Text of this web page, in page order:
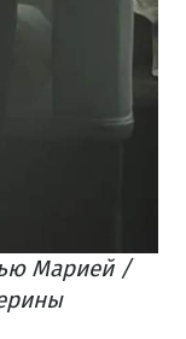
Марией /